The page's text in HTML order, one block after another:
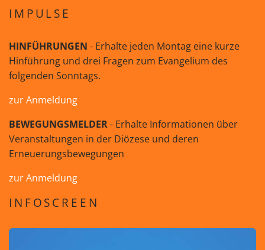
IMPULSE
HINFÜHRUNGEN - Erhalte jeden Montag eine kurze
Hinführung und drei Fragen zum Evangelium des
folgenden Sonntags.
zur Anmeldung
BEWEGUNGSMELDER- Erhalte Informationen über
Veranstaltungen in der Diözese und deren
Erneuerungsbewegungen
zur Anmeldung
INFOSCREEN